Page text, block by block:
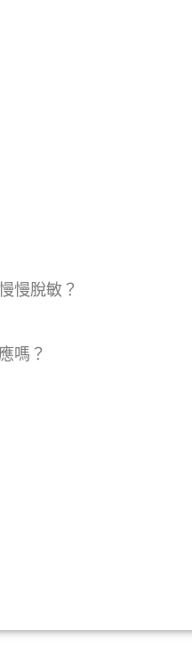
慢脫敏？
嗎？